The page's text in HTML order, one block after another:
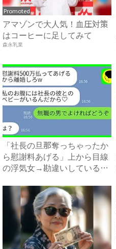
Promoted
アマゾンで大人気！血圧対策
はコーヒーに足してみて
森永乳業
「社長の旦那奪っちゃったか
ら慰謝料あげる」上から目線
の浮気女→勘違いしているの